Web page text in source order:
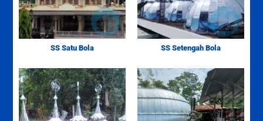
SS Satu Bola SS Setengah Bola